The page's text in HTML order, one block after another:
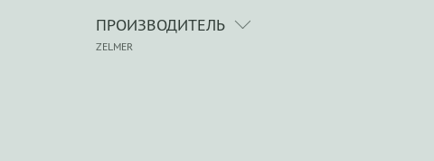
ПРОИЗВОДИТЕЛЬ
ZELMER